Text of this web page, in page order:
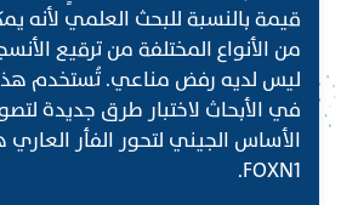
قيمة بالنسبة للبحث العلمي لأنه
من الأنواع المختلفة من ترقيع
ليس لديه رفض مناعي. تُستخدم هذه
في الأبحاث لاختبار طرق جديدة
الأساس الجيني لتحور الفأر
FOXN1.